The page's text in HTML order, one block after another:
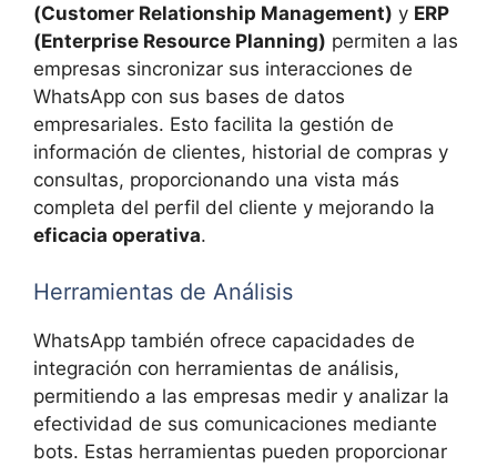
(Customer Relationship Management) y ERP
(Enterprise Resource Planning) permiten a las
empresas sincronizar sus interacciones de
WhatsApp con sus bases de datos
empresariales. Esto facilita la gestión de
información de clientes, historial de compras y
consultas, proporcionando una vista más
completa del perfil del cliente y mejorando la
eficacia operativa.
Herramientas de Análisis
WhatsApp también ofrece capacidades de
integración con herramientas de análisis,
permitiendo a las empresas medir y analizar la
efectividad de sus comunicaciones mediante
bots. Estas herramientas pueden proporcionar